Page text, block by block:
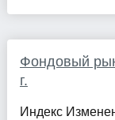
Фондовый
г.
Индекс